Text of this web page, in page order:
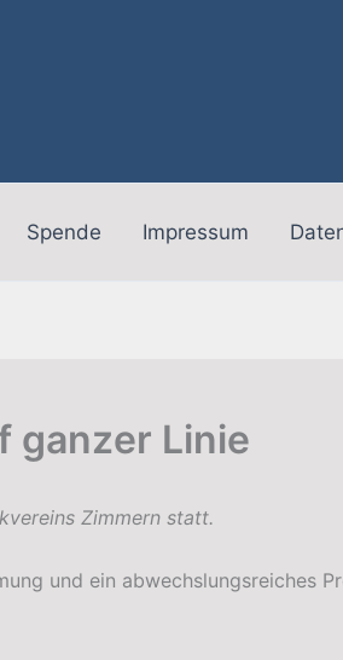
Spende Impressum
ganzer Linie
Zimmern statt.
und ein abwechslungsreiches